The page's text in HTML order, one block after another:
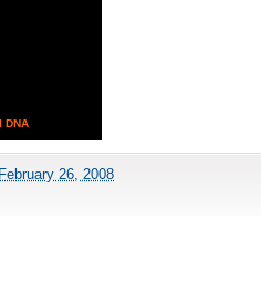
DNA
26, 2008